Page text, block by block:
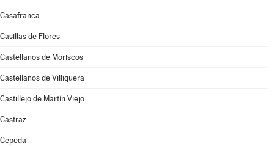
Casafranca
Casillas de Flores
Castellanos de Moriscos
Castellanos de Villiquera
Castillejo de Martín Viejo
Castraz
Cepeda